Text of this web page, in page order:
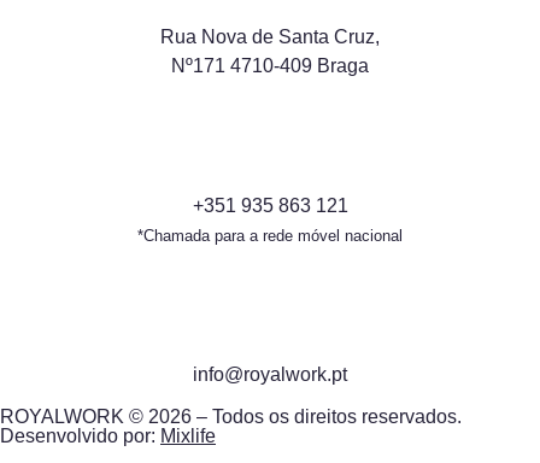
Rua Nova de Santa Cruz,
Nº171 4710-409 Braga
+351 935 863 121
*Chamada para a rede móvel nacional
info@royalwork.pt
ROYALWORK © 2026 – Todos os direitos reservados.
Desenvolvido por: Mixlife